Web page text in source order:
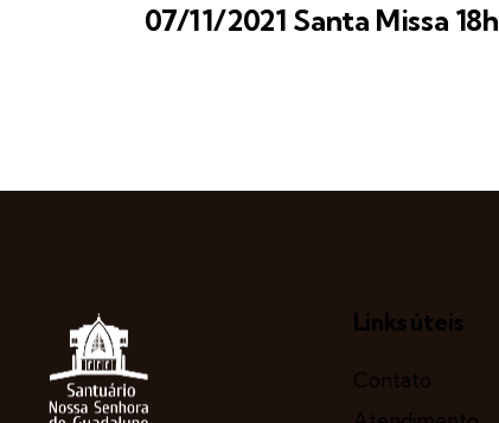
07/11/2021 Santa Missa 18h
Links úteis
Contato